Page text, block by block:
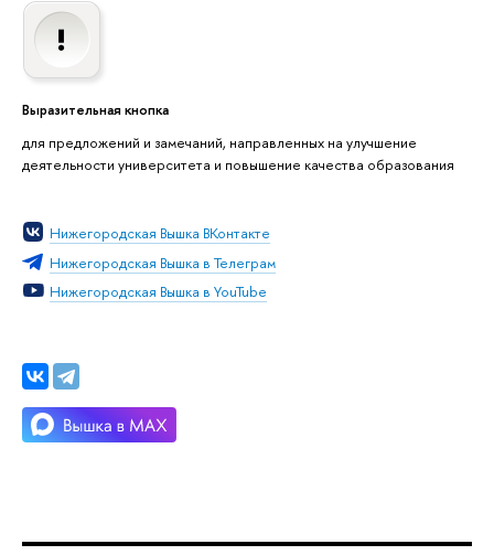
Выразительная кнопка
для предложений и замечаний, направленных на улучшение
деятельности университета и повышение качества образования
Нижегородская Вышка ВКонтакте
Нижегородская Вышка в Телеграм
Нижегородская Вышка в YouTube